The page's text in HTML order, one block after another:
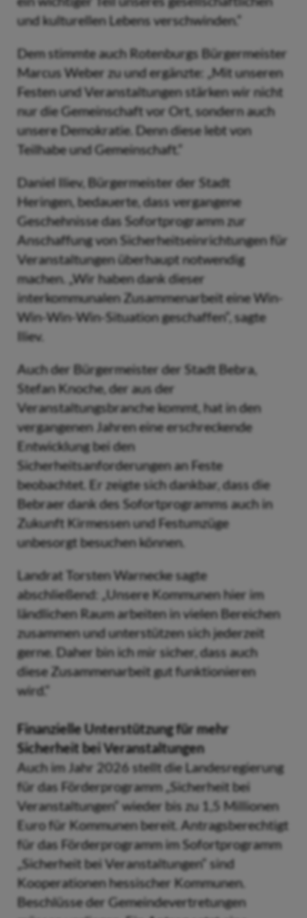
und kulturellen Lebens verschwinden.“
Dem stimmte auch Rotenburgs Bürgermeister
Marcus Weber zu und ergänzte: „Mit unseren
Festen und Veranstaltungen stärken wir nicht
nur die Gemeinschaft vor Ort, sondern auch
unsere Demokratie. Denn diese lebt von
Teilhabe und Gemeinschaft.“
Daniel Iliev, Bürgermeister der Stadt
Heringen, bedauerte, dass vergangene
Geschehnisse das Sofortprogramm zur
Anschaffung von Sicherheitseinrichtungen für
Veranstaltungen überhaupt notwendig
machen. „Wir haben dank dieser
interkommunalen Zusammenarbeit eine Win-
Win-Win-Win-Situation geschaffen“, sagte
Iliev.
Auch der Bürgermeister der Stadt Bebra,
Stefan Knoche, der aus der
Veranstaltungsbranche kommt, hat in den
vergangenen Jahren eine erschreckende
Entwicklung bei den
Sicherheitsanforderungen an Feste
beobachtet. Er zeigte sich dankbar, dass die
Bebraer dank des Sofortprogramms auch in
Zukunft Kirmessen und Festumzüge
unbesorgt besuchen können.
Landrat Torsten Warnecke sagte
abschließend: „Unsere Kommunen hier im
ländlichen Raum arbeiten in vielen Bereichen
zusammen und unterstützen sich jederzeit
gerne. Daher bin ich mir sicher, dass auch
diese Zusammenarbeit gut funktionieren
wird.“
Finanzielle Unterstützung für mehr
Sicherheit bei Veranstaltungen
Auch im Jahr 2026 stellt die Landesregierung
für das Förderprogramm „Sicherheit bei
Veranstaltungen“ wieder bis zu 1,5 Millionen
Euro für Kommunen bereit. Antragsberechtigt
für das Förderprogramm im Sofortprogramm
„Sicherheit bei Veranstaltungen“ sind
Kooperationen hessischer Kommunen.
Beschlüsse der Gemeindevertretungen